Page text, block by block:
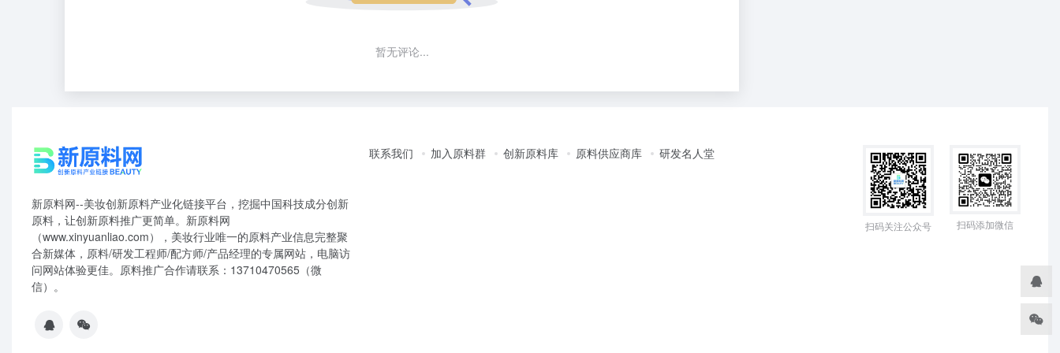
暂无评论...
新原料网--美妆创新原料产业化链接平台，挖掘中国科技成分创新
原料，让创新原料推广更简单。新原料网
（www.xinyuanliao.com），美妆行业唯一的原料产业信息完整聚
合新媒体，原料/研发工程师/配方师/产品经理的专属网站，电脑访
问网站体验更佳。原料推广合作请联系：13710470565（微
信）。
联系我们 加入原料群 创新原料库 原料供应商库 研发名人堂
扫码关注公众号 扫码添加微信